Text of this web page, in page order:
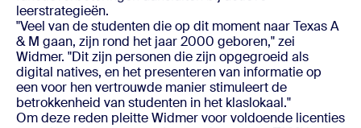
leerstrategieën.
"Veel van de studenten die op dit moment naar Texas A
& M gaan, zijn rond het jaar 2000 geboren," zei
Widmer. "Dit zijn personen die zijn opgegroeid als
digital natives, en het presenteren van informatie op
een voor hen vertrouwde manier stimuleert de
betrokkenheid van studenten in het klaslokaal."
Om deze reden pleitte Widmer voor voldoende licenties